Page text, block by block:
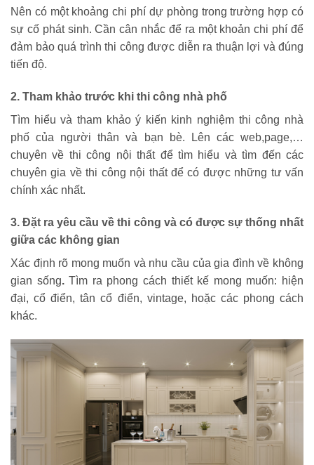
Nên có một khoảng chi phí dự phòng trong trường hợp có
sự cố phát sinh. Cần cân nhắc để ra một khoản chi phí để
đảm bảo quá trình thi công được diễn ra thuận lợi và đúng
tiến độ.
2. Tham khảo trước khi thi công nhà phố
Tìm hiểu và tham khảo ý kiến kinh nghiệm thi công nhà
phố của người thân và bạn bè. Lên các web,page,…
chuyên về thi công nội thất để tìm hiểu và tìm đến các
chuyên gia về thi công nội thất để có được những tư vấn
chính xác nhất.
3.Đặt ra yêu cầu về thi công và có được sự thống nhất
giữa các không gian
Xác định rõ mong muốn và nhu cầu của gia đình về không
gian sống.Tìm ra phong cách thiết kế mong muốn: hiện
đại, cổ điển, tân cổ điển, vintage, hoặc các phong cách
khác.